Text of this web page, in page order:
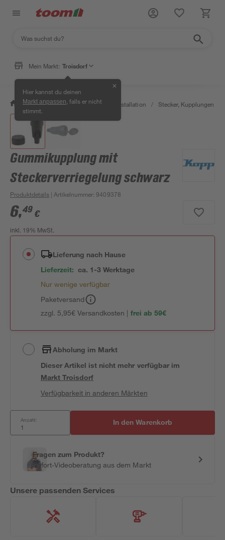
Mein Markt: Troisdorf
Hier kannst du deinen
Markt anpassen , falls er nicht
stimmt.
✕
/ Bauen & Renovieren / Elektroinstallation / Stecker, Kupplungen &
Gummikupplung mit
Steckerverriegelung schwarz
Produktdetails | Artikelnummer:9409378
6,49 €
inkl. 19% MwSt.
Lieferung nach Hause
Lieferzeit: ca. 1-3 Werktage
Nur wenige verfügbar
Paketversand
zzgl. 5,95€ Versandkosten | frei ab 59€
Abholung im Markt
Dieser Artikel ist nicht mehr verfügbar im
MarktTroisdorf
Verfügbarkeit in anderen Märkten
Anzahl: In den Warenkorb
Fragen zum Produkt?
Sofort-Videoberatung aus dem Markt
Unsere passenden Services